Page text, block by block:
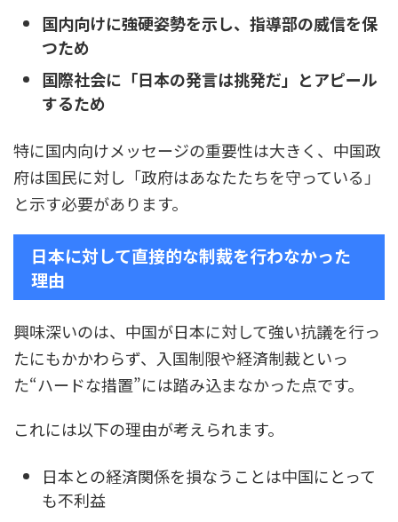
国内向けに強硬姿勢を示し、指導部の威信を保
つため
国際社会に「日本の発言は挑発だ」とアピール
するため
特に国内向けメッセージの重要性は大きく、中国政
府は国民に対し「政府はあなたたちを守っている」
と示す必要があります。
日本に対して直接的な制裁を行わなかった
理由
興味深いのは、中国が日本に対して強い抗議を行っ
たにもかかわらず、入国制限や経済制裁といっ
た“ハードな措置”には踏み込まなかった点です。
これには以下の理由が考えられます。
日本との経済関係を損なうことは中国にとって
も不利益